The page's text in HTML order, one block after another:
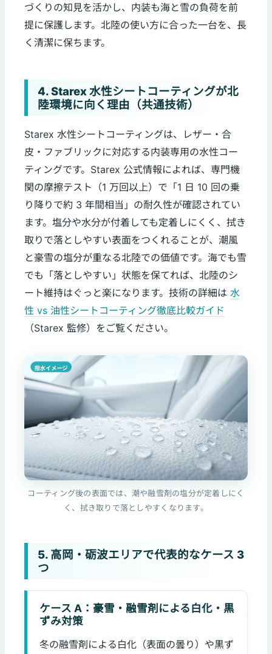
づくりの知見を活かし、内装も海と雪の負荷を前
提に保護します。北陸の使い方に合った一台を、長
く清潔に保ちます。
4. Starex 水性シートコーティングが北
陸環境に向く理由（共通技術）
Starex 水性シートコーティングは、レザー・合
皮・ファブリックに対応する内装専用の水性コー
ティングです。Starex 公式情報によれば、専門機
関の摩擦テスト（1 万回以上）で「1 日 10 回の乗
り降りで約 3 年間相当」の耐久性が確認されてい
ます。塩分や水分が付着しても定着しにくく、拭き
取りで落としやすい表面をつくれることが、潮風
と豪雪の塩分が重なる北陸での価値です。海でも雪
でも「落としやすい」状態を保てれば、北陸のシ
ート維持はぐっと楽になります。技術の詳細は水
性 vs 油性シートコーティング徹底比較ガイド
（Starex 監修）をご覧ください。
コーティング後の表面では、潮や融雪剤の塩分が定着しにく
く、拭き取りで落としやすくなります。
5. 高岡・砺波エリアで代表的なケース 3
つ
ケース A：豪雪・融雪剤による白化・黒
ずみ対策
冬の融雪剤による白化（表面の曇り）や黒ず